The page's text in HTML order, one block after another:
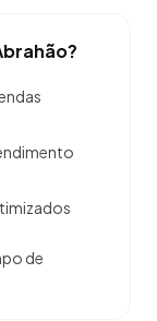
de